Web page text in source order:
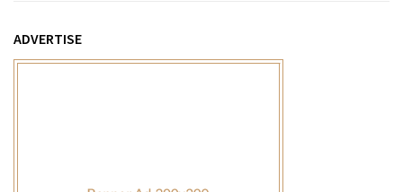
ADVERTISE